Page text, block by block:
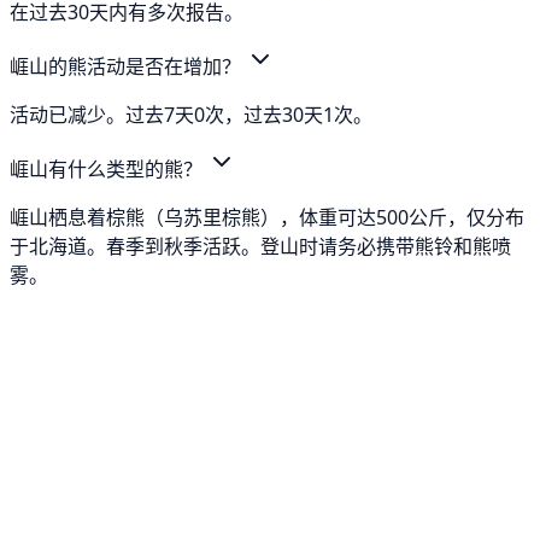
在过去30天内有多次报告。
崕山的熊活动是否在增加？
活动已减少。过去7天0次，过去30天1次。
崕山有什么类型的熊？
崕山栖息着棕熊（乌苏里棕熊），体重可达500公斤，仅分布
于北海道。春季到秋季活跃。登山时请务必携带熊铃和熊喷
雾。